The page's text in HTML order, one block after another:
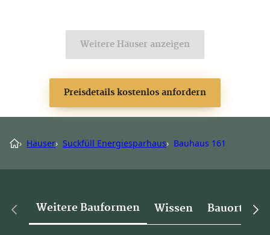
Weitere Häuser anzeigen
Preisdetails kostenlos anfordern
› Häuser› Suckfüll Energiesparhaus› Bauhaus 161
Weitere Bauformen Wissen Bauorte